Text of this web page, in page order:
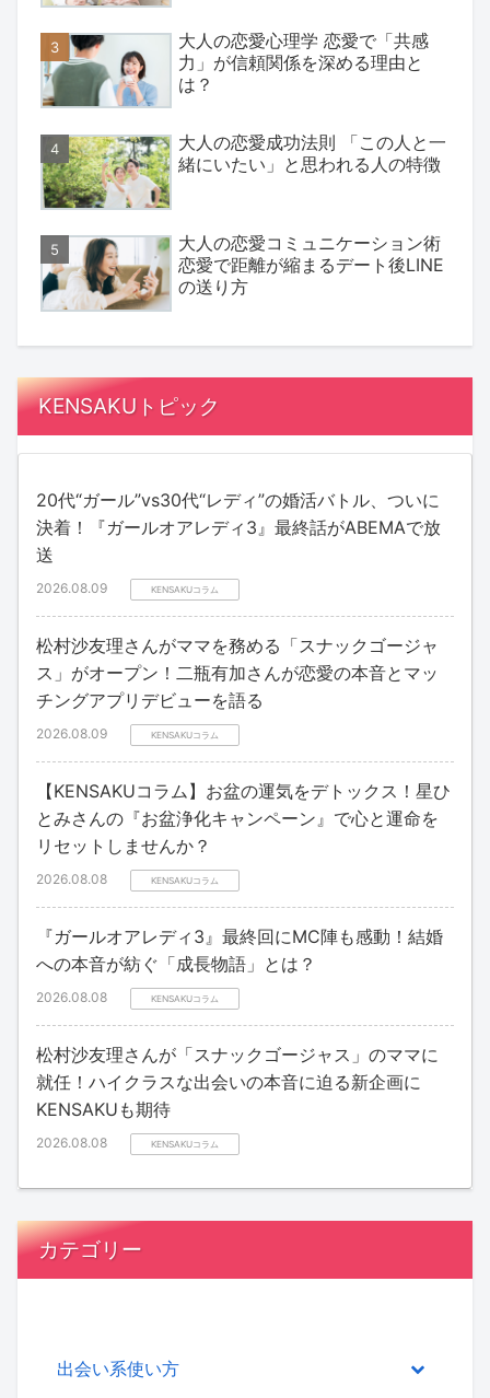
大人の恋愛心理学 恋愛で「共感
力」が信頼関係を深める理由と
は？
大人の恋愛成功法則 「この人と一
緒にいたい」と思われる人の特徴
大人の恋愛コミュニケーション術
恋愛で距離が縮まるデート後LINE
の送り方
KENSAKUトピック
20代“ガール”vs30代“レディ”の婚活バトル、ついに
決着！『ガールオアレディ3』最終話がABEMAで放
送
2026.08.09 KENSAKUコラム
松村沙友理さんがママを務める「スナックゴージャ
ス」がオープン！二瓶有加さんが恋愛の本音とマッ
チングアプリデビューを語る
2026.08.09 KENSAKUコラム
【KENSAKUコラム】お盆の運気をデトックス！星ひ
とみさんの『お盆浄化キャンペーン』で心と運命を
リセットしませんか？
2026.08.08 KENSAKUコラム
『ガールオアレディ3』最終回にMC陣も感動！結婚
への本音が紡ぐ「成長物語」とは？
2026.08.08 KENSAKUコラム
松村沙友理さんが「スナックゴージャス」のママに
就任！ハイクラスな出会いの本音に迫る新企画に
KENSAKUも期待
2026.08.08 KENSAKUコラム
カテゴリー
出会い系使い方